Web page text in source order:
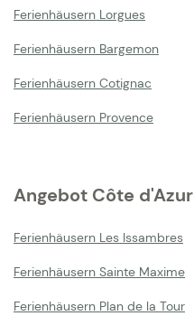
Ferienhäusern Lorgues
Ferienhäusern Bargemon
Ferienhäusern Cotignac
Ferienhäusern Provence
Angebot Côte d'Azur
Ferienhäusern Les Issambres
Ferienhäusern Sainte Maxime
Ferienhäusern Plan de la Tour